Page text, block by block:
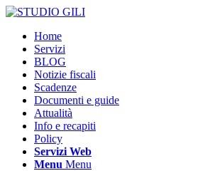
Home
Servizi
BLOG
Notizie fiscali
Scadenze
Documenti e guide
Attualità
Info e recapiti
Policy
Servizi Web
Menu Menu